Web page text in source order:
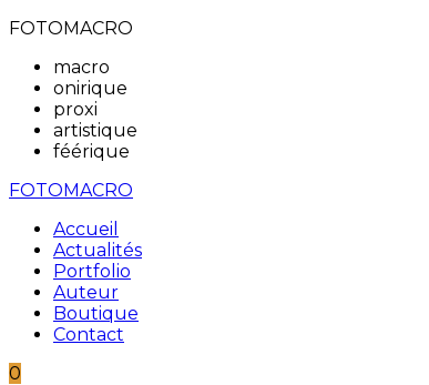
FOTOMACRO
macro
onirique
proxi
artistique
féérique
FOTOMACRO
Accueil
Actualités
Portfolio
Auteur
Boutique
Contact
0